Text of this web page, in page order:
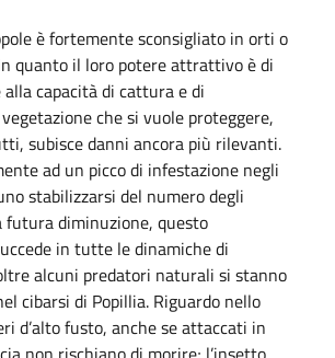
è fortemente sconsigliato in orti o
quanto il loro potere attrattivo è di
capacità di cattura e di
che si vuole proteggere,
subisce danni ancora più rilevanti.
ad un picco di infestazione negli
stabilizzarsi del numero degli
futura diminuzione, questo
in tutte le dinamiche di
alcuni predatori naturali si stanno
cibarsi di Popillia. Riguardo nello
d’alto fusto, anche se attaccati in